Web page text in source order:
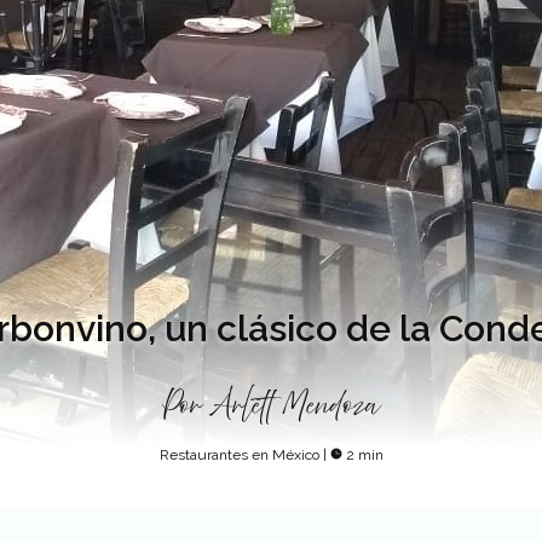
un clásico de la
Por Arlett Mendoza
Restaurantes en México 2 min